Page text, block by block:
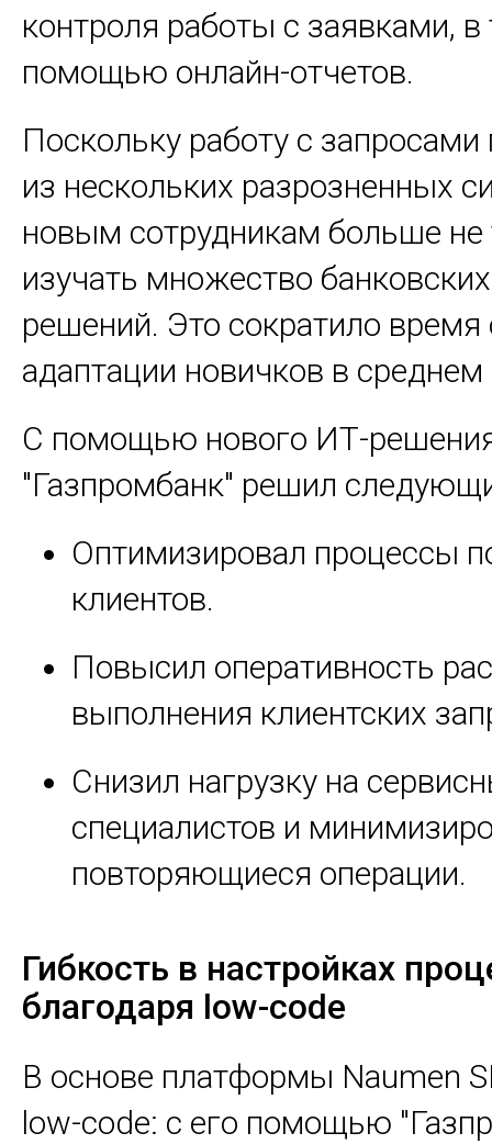
контроля работы с заявками, в
помощью онлайн-отчетов.
Поскольку работу с запросами
из нескольких разрозненных
новым сотрудникам больше не
изучать множество
решений. Это сократило время
адаптации новичков в среднем
С помощью нового ИТ-
"Газпромбанк" решил
Оптимизировал процессы
клиентов.
Повысил оперативность
выполнения клиентских
Снизил нагрузку на
специалистов и
повторяющиеся операции.
Гибкость в настройках
благодаря low-code
В основе платформы Naumen
low-code: с его помощью